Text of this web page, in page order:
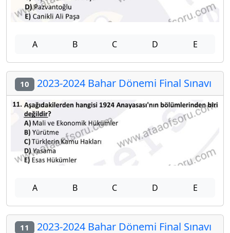
A B C D E
10 2023-2024 Bahar Dönemi Final Sınavı
A B C D E
11 2023-2024 Bahar Dönemi Final Sınavı